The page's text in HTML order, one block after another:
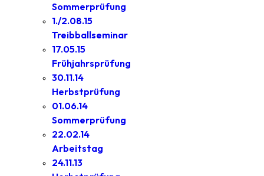
Sommerprüfung
1./2.08.15
Treibballseminar
17.05.15
Frühjahrsprüfung
30.11.14
Herbstprüfung
01.06.14
Sommerprüfung
22.02.14
Arbeitstag
24.11.13